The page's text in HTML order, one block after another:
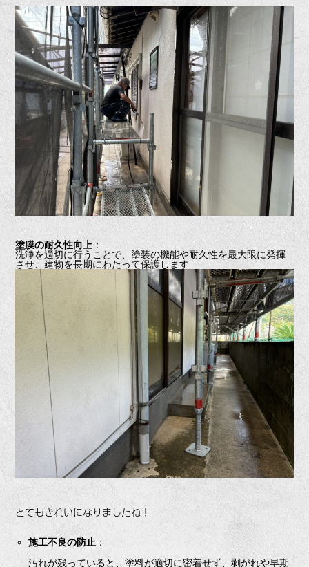
塗膜の耐久性向上 ：
洗浄を適切に行うことで、塗装の機能や耐久性を最大限に発揮
させ、建物を長期にわたって保護します
とてもきれいになりましたね！
施工不良の防止 ：
汚れが残っていると、塗料が適切に密着せず、剥がれや早期